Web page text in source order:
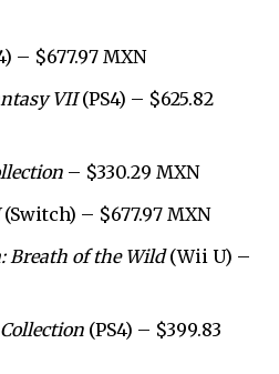
– $677.97 MXN
VII(PS4) – $625.82
– $330.29 MXN
(Switch) – $677.97 MXN
Breath of the Wild(Wii U) –
(PS4) – $399.83